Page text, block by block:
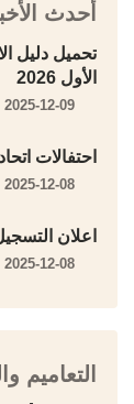
أحدث
تحميل دليل
الأول 2026
2025-12-09
احتفالات
2025-12-08
اعلان
2025-12-08
التعاميم